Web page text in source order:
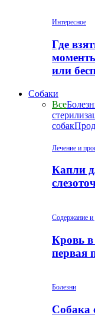
Интересное
Где
или
Собаки
Все
собак
Лечение и
Капли
Содержание и
Кровь
первая
Болезни
Собака